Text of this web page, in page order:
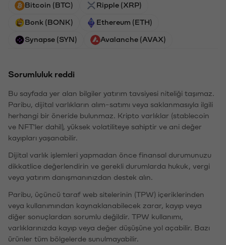
Bitcoin (BTC) Ripple (XRP)
Bonk (BONK) Ethereum (ETH)
Synapse (SYN) Avalanche (AVAX)
Sorumluluk reddi
Bu sayfada yer alan bilgiler yatırım tavsiyesi niteliği taşımaz.
Paribu, dijital varlıkların alım-satımı veya saklanmasıyla ilgili
herhangi bir öneride bulunmaz. Kripto varlıklar (stablecoin
ve NFT'ler dahil), yüksek volatiliteye sahiptir ve ani değer
kayıpları yaşanabilir.
Dijital varlık işlemleri yapmadan önce finansal durumunuzu
dikkatlice değerlendirin ve gerekli durumlarda hukuk, vergi
veya yatırım danışmanınızdan destek alın.
Paribu, üçüncü taraf web sitelerinin (TPW) içeriklerinden
veya kullanımından kaynaklanabilecek zarar, kayıp veya
diğer sonuçlardan sorumlu değildir. TPW kullanımı,
varlıklarınızda kayıp veya değer düşüşüne yol açabilir. Bazı
ürünler tüm bölgelerde sunulmayabilir.